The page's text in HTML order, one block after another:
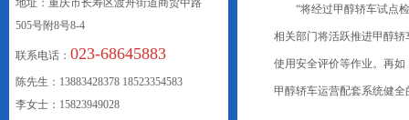
“将经过甲醇轿车试点检
相关部门将活跃推进甲醇
使用安全评价等作业。再
甲醇轿车运营配套系统健
地址：重庆市长寿区渡舟街道商贸中路
505号附8号8-4
联系电话： 023-68645883
陈先生：13883428378 18523354583
李女士：15823949028
联系我们